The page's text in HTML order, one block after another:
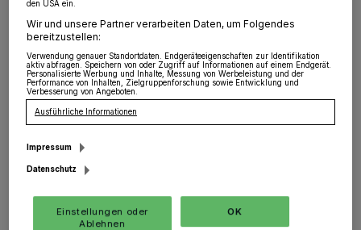
Grevenbroich·In der Nacht zum Montag, gegen 3.45
von einem vermeintlichen Einbruchversuch.
22.01.2019 , 08:57 Uhr Eine Minute Lesezeit
den USA ein.
Wir und unsere Partner verarbeiten Daten, um Folgendes
bereitzustellen:
Verwendung genauer Standortdaten. Endgeräteeigenschaften zur Identifikation
aktiv abfragen. Speichern von oder Zugriff auf Informationen auf einem Endgerät.
Personalisierte Werbung und Inhalte, Messung von Werbeleistung und der
Performance von Inhalten, Zielgruppenforschung sowie Entwicklung und
Verbesserung von Angeboten.
Ausführliche Informationen
Impressum
Datenschutz
Einstellungen oder
Ablehnen
OK